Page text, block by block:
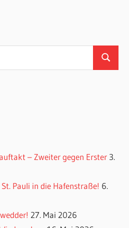
Suchen
– Zweiter gegen Erster 3.
Pauli in die Hafenstraße! 6.
27. Mai 2026